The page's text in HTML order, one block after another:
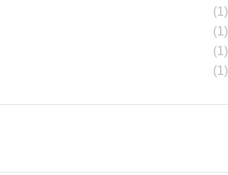
(1)
(1)
(1)
(1)